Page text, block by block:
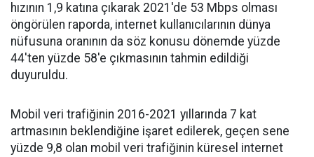
hızının 1,9 katına çıkarak 2021'de 53 Mbps olması
öngörülen raporda, internet kullanıcılarının dünya
nüfusuna oranının da söz konusu dönemde yüzde
44'ten yüzde 58'e çıkmasının tahmin edildiği
duyuruldu.
Mobil veri trafiğinin 2016-2021 yıllarında 7 kat
artmasının beklendiğine işaret edilerek, geçen sene
yüzde 9,8 olan mobil veri trafiğinin küresel internet